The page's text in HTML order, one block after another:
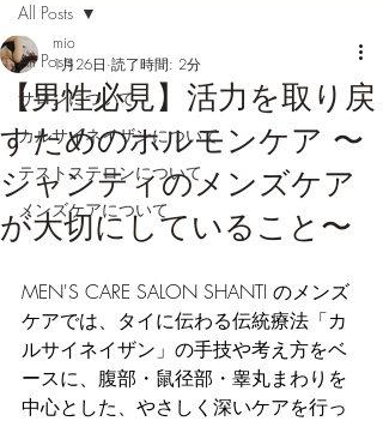
All Posts
サロンについて
カルサイネイザンについて
テストステロンについて
メンズケアについて
All Posts
【男性必見】活力を取り戻
すためのホルモンケア 〜
シャンティのメンズケア
が大切にしていること〜
mio
1月26日 読了時間: 2分
MEN'S CARE SALON SHANTI のメンズ
ケアでは、タイに伝わる伝統療法「カ
ルサイネイザン」の手技や考え方をベ
ースに、腹部・鼠径部・睾丸まわりを
中心とした、やさしく深いケアを行っ